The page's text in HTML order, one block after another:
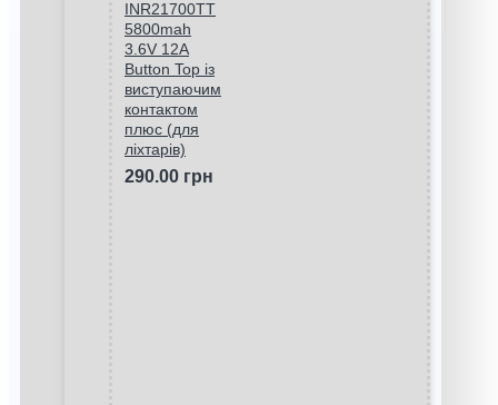
INR21700TT
5800mah
3.6V 12A
Button Top із
виступаючим
контактом
плюс (для
ліхтарів)
290.00 грн